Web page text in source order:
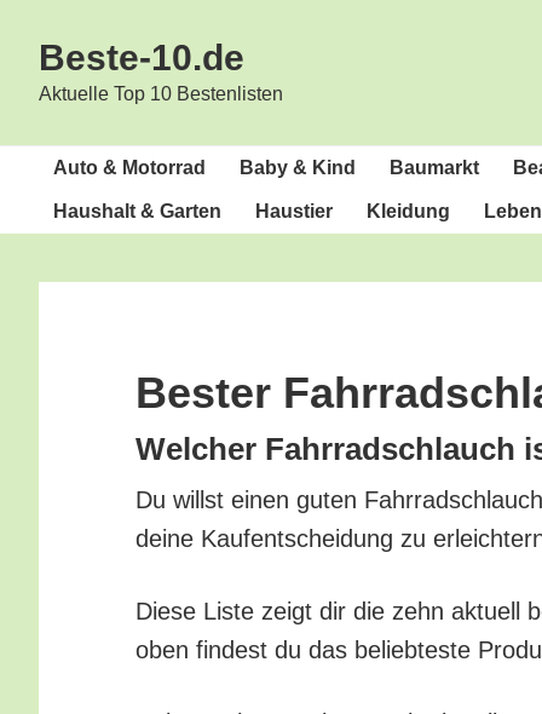
Hauptnavigation
springen
Inhalt
springen
Beste-10.de
Aktuelle Top 10 Bestenlisten
Auto & Motorrad Baby & Kind Bau­markt
Haus­halt & Garten Haus­tier Klei­dung
Bes­ter
Wel­cher Fahr­rad­schlauch
Du willst einen guten
dei­ne Kauf­ent­schei­dung zu
Die­se Lis­te zeigt dir die zehn aktu­ell
oben fin­dest du das belieb­tes­te